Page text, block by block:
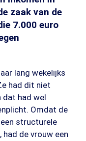
zaak van de
7.000 euro
lang wekelijks
had dit niet
dat had wel
Omdat de
structurele
de vrouw een